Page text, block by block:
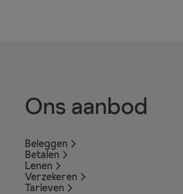
Ons aanbod
Beleggen
Betalen
Lenen
Verzekeren
Tarieven